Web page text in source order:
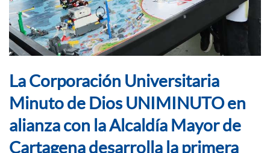
La Corporación Universitaria
Minuto de Dios UNIMINUTO en
alianza con la Alcaldía Mayor de
Cartagena desarrolla la primera